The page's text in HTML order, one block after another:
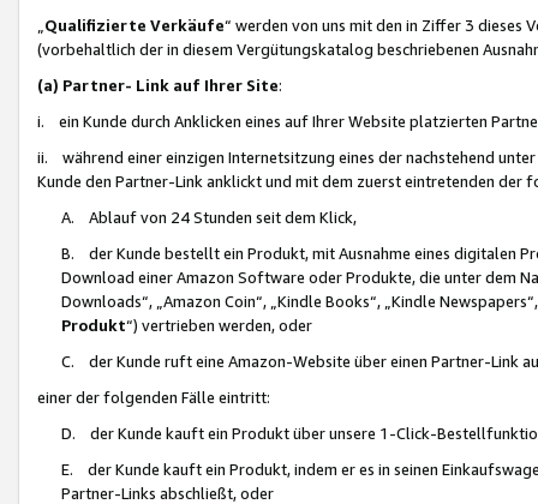
Qualifizierte Verkäufe“ werden von uns mit den in Ziffer 3
(vorbehaltlich der in diesem Vergütungskatalog beschriebenen
(a) Partner- Link auf Ihrer Site:
i. ein Kunde durch Anklicken eines auf Ihrer Website platzierten
ii. während einer einzigen Internetsitzung eines der nachstehend
Kunde den Partner-Link anklickt und mit dem zuerst eintretenden der
A. Ablauf von 24 Stunden seit dem Klick,
B. der Kunde bestellt ein Produkt, mit Ausnahme eines digitalen
Download einer Amazon Software oder Produkte, die unter dem
Downloads“, „Amazon Coin“, „Kindle Books“, „Kindle
Produkt“) vertrieben werden, oder
C. der Kunde ruft eine Amazon-Website über einen Partner-Link
einer der folgenden Fälle eintritt:
D. der Kunde kauft ein Produkt über unsere 1-Click-
E. der Kunde kauft ein Produkt, indem er es in seinen
Partner-Links abschließt, oder